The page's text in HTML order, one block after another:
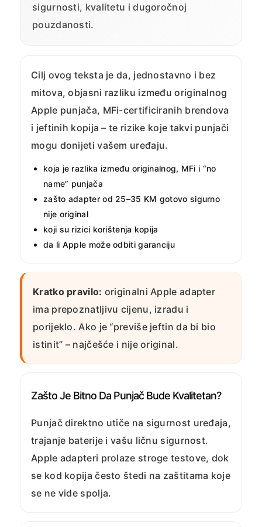
sigurnosti, kvalitetu i dugoročnoj
pouzdanosti.
Cilj ovog teksta je da, jednostavno i bez
mitova, objasni razliku između originalnog
Apple punjača, MFi-certificiranih brendova
i jeftinih kopija – te rizike koje takvi punjači
mogu donijeti vašem uređaju.
koja je razlika između originalnog, MFi i “no
name” punjača
zašto adapter od 25–35 KM gotovo sigurno
nije original
koji su rizici korištenja kopija
da li Apple može odbiti garanciju
Kratko pravilo: originalni Apple adapter
ima prepoznatljivu cijenu, izradu i
porijeklo. Ako je “previše jeftin da bi bio
istinit” – najčešće i nije original.
Zašto Je Bitno Da Punjač Bude Kvalitetan?
Punjač direktno utiče na sigurnost uređaja,
trajanje baterije i vašu ličnu sigurnost.
Apple adapteri prolaze stroge testove, dok
se kod kopija često štedi na zaštitama koje
se ne vide spolja.